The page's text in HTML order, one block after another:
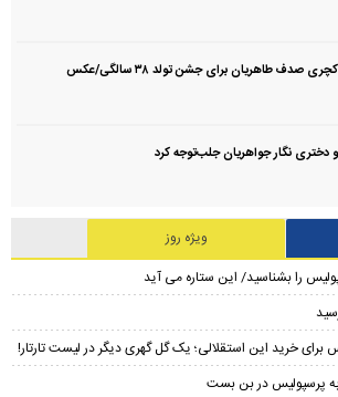
صدف طاهریان برای جشن تولد ۳۸ سالگی‌/عکس
دختری نگار جواهریان جلب‌توجه کرد
ویژه روز
را بشناسید/ این ستاره می آید
برای خرید این استقلالی؛ یک گل گهری دیگر در لیست تارتار!
پرسپولیس در بن بست